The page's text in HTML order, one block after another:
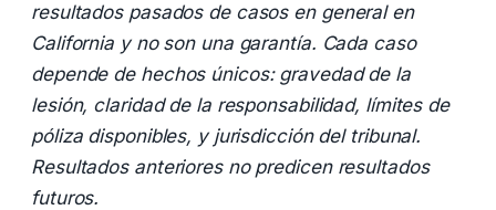
resultados pasados de casos en general en
California y no son una garantía. Cada caso
depende de hechos únicos: gravedad de la
lesión, claridad de la responsabilidad, límites de
póliza disponibles, y jurisdicción del tribunal.
Resultados anteriores no predicen resultados
futuros.